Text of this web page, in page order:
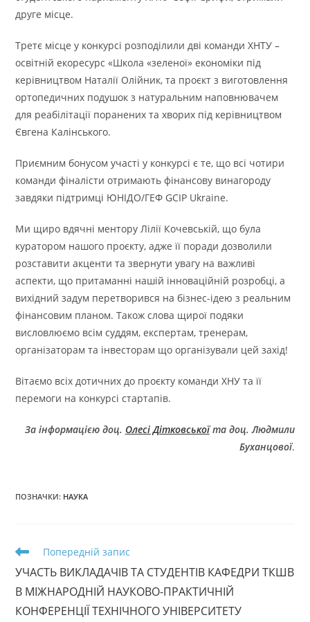
друге місце.
Третє місце у конкурсі розподілили дві команди ХНТУ –
освітній екоресурс «Школа «зеленої» економіки під
керівництвом Наталії Олійник, та проєкт з виготовлення
ортопедичних подушок з натуральним наповнювачем
для реабілітації поранених та хворих під керівництвом
Євгена Калінського.
Приємним бонусом участі у конкурсі є те, що всі чотири
команди фіналісти отримають фінансову винагороду
завдяки підтримці ЮНІДО/ГЕФ GCIP Ukraine.
Ми щиро вдячні ментору Лілії Кочевській, що була
куратором нашого проєкту, адже її поради дозволили
розставити акценти та звернути увагу на важливі
аспекти, що притаманні нашій інноваційній розробці, а
вихідний задум перетворився на бізнес-ідею з реальним
фінансовим планом. Також слова щирої подяки
висловлюємо всім суддям, експертам, тренерам,
організаторам та інвесторам що організували цей захід!
Вітаємо всіх дотичних до проєкту команди ХНУ та її
перемоги на конкурсі стартапів.
За інформацією доц. Олесі Дітковськоїта доц. Людмили
Буханцової.
ПОЗНАЧКИ: НАУКА
Прочитати
статей
Попередній запис
УЧАСТЬ ВИКЛАДАЧІВ ТА СТУДЕНТІВ КАФЕДРИ ТКШВ
В МІЖНАРОДНІЙ НАУКОВО-ПРАКТИЧНІЙ
КОНФЕРЕНЦІЇ ТЕХНІЧНОГО УНІВЕРСИТЕТУ